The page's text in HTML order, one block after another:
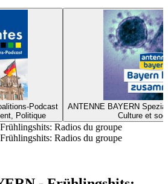
Podcast
Politique
ANTENNE BAYERN
Culture et
Radios du groupe
Radios du groupe